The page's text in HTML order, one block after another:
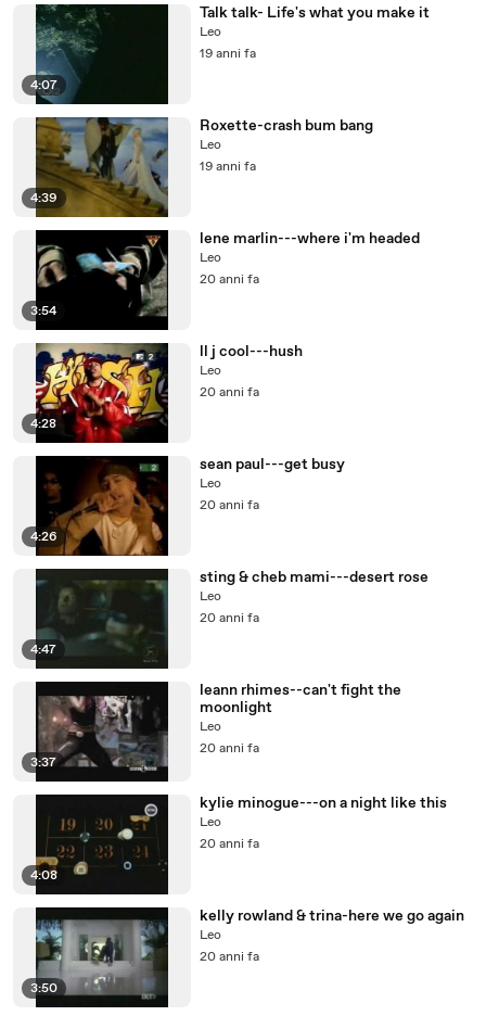
4:07
Talk talk- Life's what you make it
Leo
19 anni fa
4:39
Roxette-crash bum bang
Leo
19 anni fa
3:54
lene marlin---where i'm headed
Leo
20 anni fa
4:28
ll j cool---hush
Leo
20 anni fa
4:26
sean paul---get busy
Leo
20 anni fa
4:47
sting & cheb mami---desert rose
Leo
20 anni fa
3:37
leann rhimes--can't fight the
moonlight
Leo
20 anni fa
4:08
kylie minogue---on a night like this
Leo
20 anni fa
3:50
kelly rowland & trina-here we go again
Leo
20 anni fa